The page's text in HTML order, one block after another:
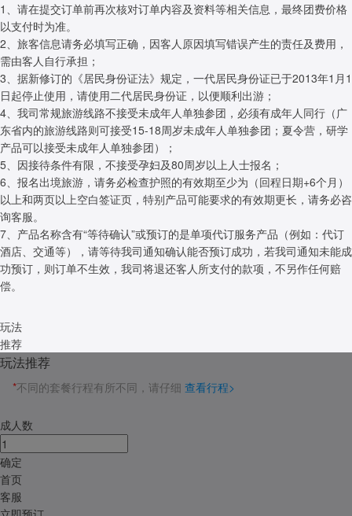
1、请在提交订单前再次核对订单内容及资料等相关信息，最终团费价格
以支付时为准。
2、旅客信息请务必填写正确，因客人原因填写错误产生的责任及费用，
需由客人自行承担；
3、据新修订的《居民身份证法》规定，一代居民身份证已于2013年1月1
日起停止使用，请使用二代居民身份证，以便顺利出游；
4、我司常规旅游线路不接受未成年人单独参团，必须有成年人同行（广
东省内的旅游线路则可接受15-18周岁未成年人单独参团；夏令营，研学
产品可以接受未成年人单独参团）；
5、因接待条件有限，不接受孕妇及80周岁以上人士报名；
6、报名出境旅游，请务必检查护照的有效期至少为（回程日期+6个月）
以上和两页以上空白签证页，特别产品可能要求的有效期更长，请务必咨
询客服。
7、产品名称含有“等待确认”或预订的是单项代订服务产品（例如：代订
酒店、交通等），请等待我司通知确认能否预订成功，若我司通知未能成
功预订，则订单不生效，我司将退还客人所支付的款项，不另作任何赔
偿。
玩法
推荐
玩法推荐
*不同的套餐行程有所不同，请仔细 查看行程>
成人数
确定
首页
客服